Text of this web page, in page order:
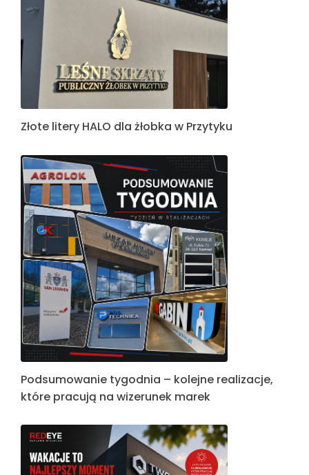
Złote litery HALO dla żłobka w Przytyku
Podsumowanie tygodnia – kolejne realizacje,
które pracują na wizerunek marek